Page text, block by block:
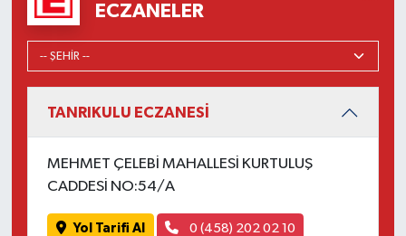
ECZANELER
TANRIKULU ECZANESİ
MEHMET ÇELEBİ MAHALLESİ KURTULUŞ
CADDESİ NO:54/A
Yol Tarifi Al 0 (458) 202 02 10